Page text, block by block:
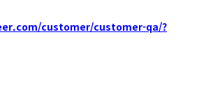
customer/customer-qa/?